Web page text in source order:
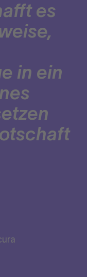
es
in ein